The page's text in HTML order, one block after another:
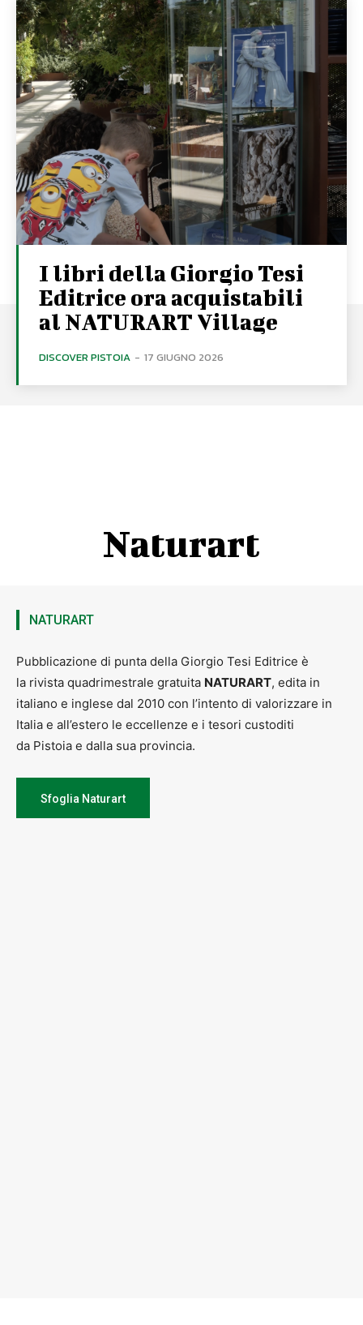
I libri della Giorgio Tesi
Editrice ora acquistabili
al NATURART Village
DISCOVER PISTOIA - 17 GIUGNO 2026
Naturart
NATURART
Pubblicazione di punta della Giorgio Tesi Editrice è
la rivista quadrimestrale gratuita NATURART, edita in
italiano e inglese dal 2010 con l’intento di valorizzare in
Italia e all’estero le eccellenze e i tesori custoditi
da Pistoia e dalla sua provincia.
Sfoglia Naturart